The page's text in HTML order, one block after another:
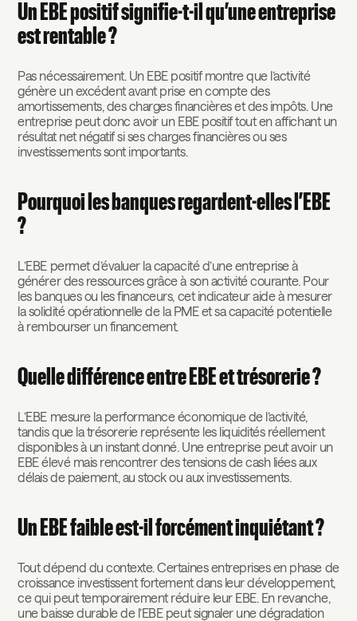
Un EBE positif signifie-t-il qu’une entreprise
est rentable ?
Pas nécessairement. Un EBE positif montre que l’activité
génère un excédent avant prise en compte des
amortissements, des charges financières et des impôts. Une
entreprise peut donc avoir un EBE positif tout en affichant un
résultat net négatif si ses charges financières ou ses
investissements sont importants.
Pourquoi les banques regardent-elles l’EBE
?
L’EBE permet d’évaluer la capacité d’une entreprise à
générer des ressources grâce à son activité courante. Pour
les banques ou les financeurs, cet indicateur aide à mesurer
la solidité opérationnelle de la PME et sa capacité potentielle
à rembourser un financement.
Quelle différence entre EBE et trésorerie ?
L’EBE mesure la performance économique de l’activité,
tandis que la trésorerie représente les liquidités réellement
disponibles à un instant donné. Une entreprise peut avoir un
EBE élevé mais rencontrer des tensions de cash liées aux
délais de paiement, au stock ou aux investissements.
Un EBE faible est-il forcément inquiétant ?
Tout dépend du contexte. Certaines entreprises en phase de
croissance investissent fortement dans leur développement,
ce qui peut temporairement réduire leur EBE. En revanche,
une baisse durable de l’EBE peut signaler une dégradation